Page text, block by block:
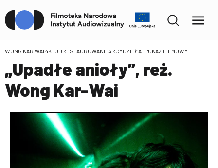
WONG KAR WAI 4K | ODRESTAUROWANE ARCYDZIEŁA| POKAZ FILMOWY
„Upadłe anioły”, reż.
Wong Kar-Wai